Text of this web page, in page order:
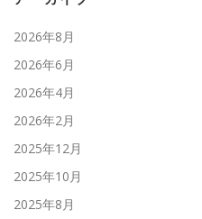
2026年8月
2026年6月
2026年4月
2026年2月
2025年12月
2025年10月
2025年8月